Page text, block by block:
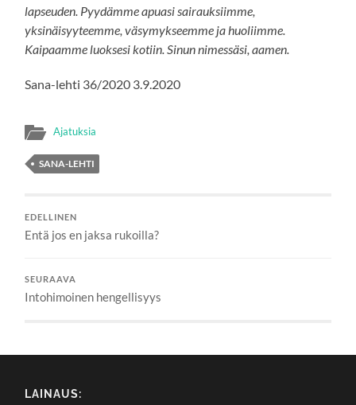
lapseuden. Pyydämme apuasi sairauksiimme,
yksinäisyyteemme, väsymykseemme ja huoliimme.
Kaipaamme luoksesi kotiin. Sinun nimessäsi, aamen.
Sana-lehti 36/2020 3.9.2020
Ajatuksia
SANA-LEHTI
EDELLINEN
Entä jos en jaksa rukoilla?
SEURAAVA
Intohimoinen hengellisyys
LAINAUS: